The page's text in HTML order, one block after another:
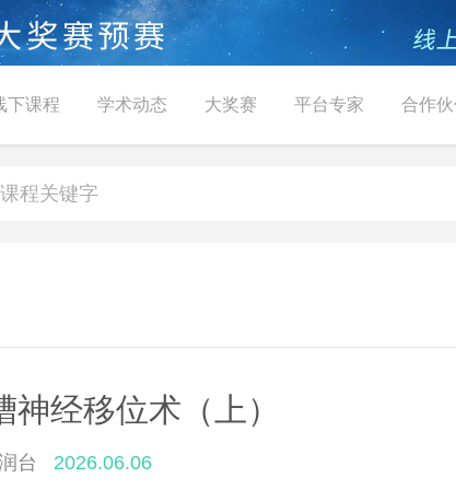
下课程 学术动态 大奖赛 平台专家 合作
神经移位术（上）
台 2026.06.06